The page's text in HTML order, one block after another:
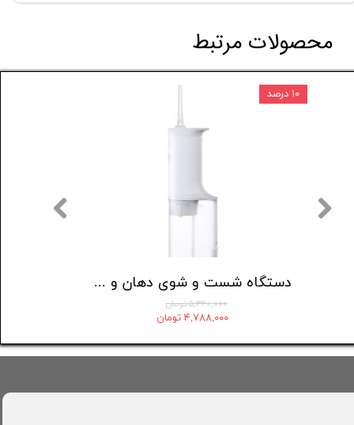
محصولات مرتبط
۵,۳۲۰,۰۰۰ تومان
۴,۷۸۸,۰۰۰ تومان